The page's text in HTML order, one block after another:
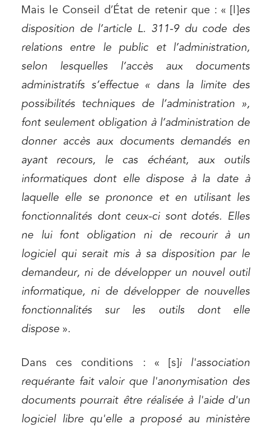
Mais le Conseil d’État de retenir que : « [l] es
disposition de l’article L. 311-9 du code des
relations entre le public et l’administration,
selon lesquelles l’accès aux documents
administratifs s’effectue « dans la limite des
possibilités techniques de l’administration »,
font seulement obligation à l’administration de
donner accès aux documents demandés en
ayant recours, le cas échéant, aux outils
informatiques dont elle dispose à la date à
laquelle elle se prononce et en utilisant les
fonctionnalités dont ceux-ci sont dotés. Elles
ne lui font obligation ni de recourir à un
logiciel qui serait mis à sa disposition par le
demandeur, ni de développer un nouvel outil
informatique, ni de développer de nouvelles
fonctionnalités sur les outils dont elle
dispose ».
Dans ces conditions : « [s] i l'association
requérante fait valoir que l'anonymisation des
documents pourrait être réalisée à l'aide d'un
logiciel libre qu'elle a proposé au ministère